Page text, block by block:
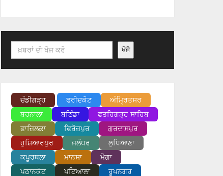
Search ਖੋਜੋ
ਚੰਡੀਗੜ੍ਹ ਫਰੀਦਕੋਟ
ਅੰਮ੍ਰਿਤਸਰ
ਬਰਨਾਲਾ
ਬਠਿੰਡਾ
ਫਤਹਿਗੜ੍ਹ ਸਾਹਿਬ
ਫਾਜ਼ਿਲਕਾ
ਫਿਰੋਜ਼ਪੁਰ
ਗੁਰਦਾਸਪੁਰ
ਹੁਸ਼ਿਆਰਪੁਰ
ਜਲੰਧਰ
ਲੁਧਿਆਣਾ
ਕਪੂਰਥਲਾ
ਮਾਨਸਾ
ਮੋਗਾ
ਪਠਾਨਕੋਟ
ਪਟਿਆਲਾ
ਰੂਪਨਗਰ